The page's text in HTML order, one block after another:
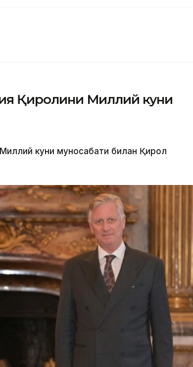
Қиролини Миллий куни
куни муносабати билан Қирол